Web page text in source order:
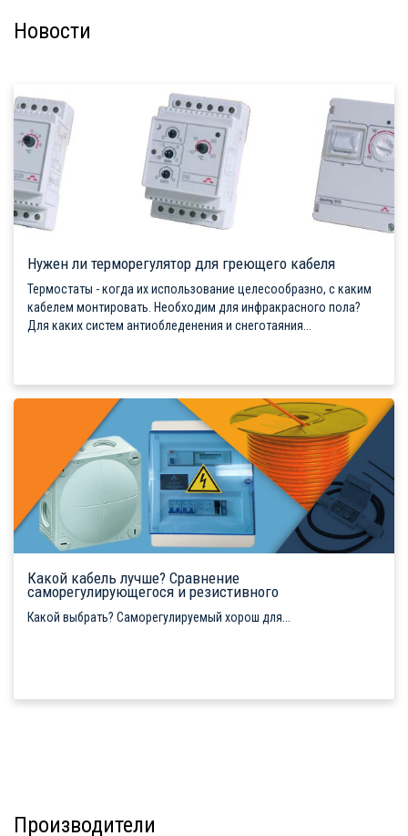
Новости
Нужен ли терморегулятор для греющего кабеля
Термостаты - когда их использование целесообразно, с каким
кабелем монтировать. Необходим для инфракрасного пола?
Для каких систем антиобледенения и снеготаяния...
Какой кабель лучше? Сравнение
саморегулирующегося и резистивного
Какой выбрать? Саморегулируемый хорош для...
Производители